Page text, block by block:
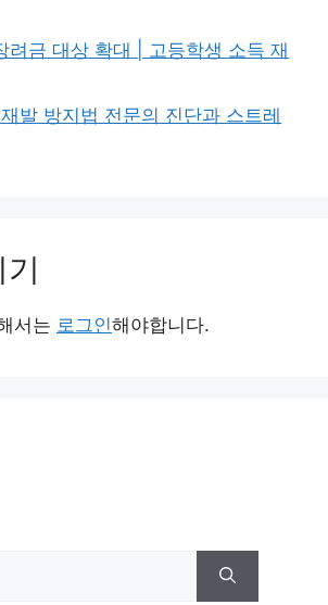
려금 대상 확대 | 고등학생 소득 재
발 방지법 전문의 진단과 스트레
서는 로그인해야합니다.